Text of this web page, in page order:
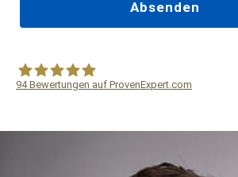
94Bewertungen auf ProvenExpert.com